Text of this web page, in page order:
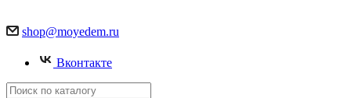
shop@moyedem.ru
Вконтакте